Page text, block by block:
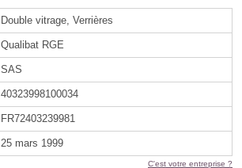
Double vitrage, Verrières
Qualibat RGE
SAS
40323998100034
FR72403239981
25 mars 1999
C'est votre entreprise ?